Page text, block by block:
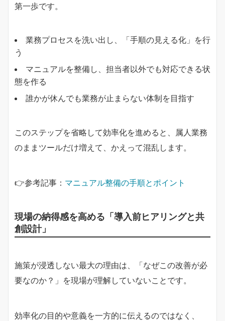
第一歩です。
業務プロセスを洗い出し、「手順の見える化」を行
う
マニュアルを整備し、担当者以外でも対応できる状
態を作る
誰かが休んでも業務が止まらない体制を目指す
このステップを省略して効率化を進めると、属人業務
のままツールだけ増えて、かえって混乱します。
👉参考記事： マニュアル整備の手順とポイント
現場の納得感を高める「導入前ヒアリングと共
創設計」
施策が浸透しない最大の理由は、「なぜこの改善が必
要なのか？」を現場が理解していないことです。
効率化の目的や意義を一方的に伝えるのではなく、